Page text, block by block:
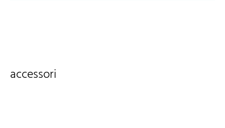
accessori